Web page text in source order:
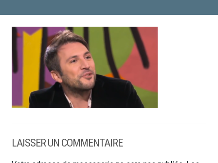
MAG
ALEX HALIMI
LAISSER UN COMMENTAIRE